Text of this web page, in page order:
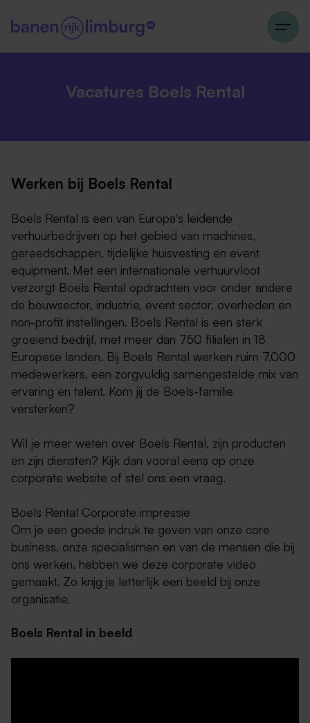
Vacatures Boels Rental
Werken bij Boels Rental
Boels Rental is een van Europa's leidende
verhuurbedrijven op het gebied van machines,
gereedschappen, tijdelijke huisvesting en event
equipment. Met een internationale verhuurvloot
verzorgt Boels Rental opdrachten voor onder andere
de bouwsector, industrie, event sector, overheden en
non-profit instellingen. Boels Rental is een sterk
groeiend bedrijf, met meer dan 750 filialen in 18
Europese landen. Bij Boels Rental werken ruim 7.000
medewerkers, een zorgvuldig samengestelde mix van
ervaring en talent. Kom jij de Boels-familie
versterken?
Wil je meer weten over Boels Rental, zijn producten
en zijn diensten? Kijk dan vooral eens op onze
corporate website of stel ons een vraag.
Boels Rental Corporate impressie
Om je een goede indruk te geven van onze core
business, onze specialismen en van de mensen die bij
ons werken, hebben we deze corporate video
gemaakt. Zo krijg je letterlijk een beeld bij onze
organisatie.
Boels Rental in beeld